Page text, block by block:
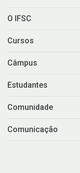
O IFSC
Cursos
Câmpus
Estudantes
Comunidade
Comunicação